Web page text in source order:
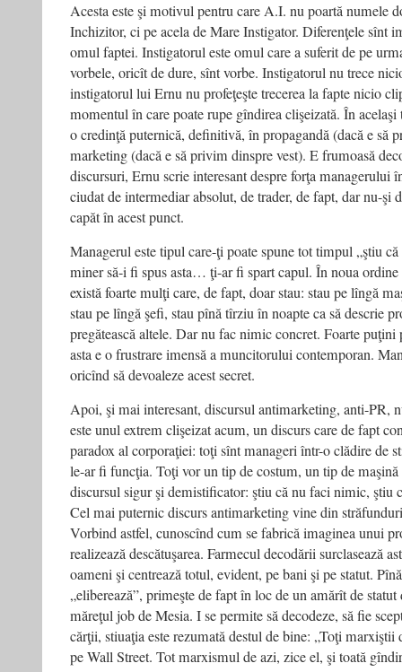
Acesta este şi motivul pentru care A.I. nu poartă numele
Inchizitor, ci pe acela de Mare Instigator. Diferenţele sînt
omul faptei. Instigatorul este omul care a suferit de pe
vorbele, oricît de dure, sînt vorbe. Instigatorul nu trece
instigatorul lui Ernu nu profeţeşte trecerea la fapte nicio
momentul în care poate rupe gîndirea clişeizată. În
o credinţă puternică, definitivă, în propagandă (dacă e să
marketing (dacă e să privim dinspre vest). E frumoasă
discursuri, Ernu scrie interesant despre forţa managerului
ciudat de intermediar absolut, de trader, de fapt, dar nu-şi
capăt în acest punct.
Managerul este tipul care-ţi poate spune tot timpul „ştiu
miner să-i fi spus asta… ţi-ar fi spart capul. În noua
există foarte mulţi care, de fapt, doar stau: stau pe lîngă
stau pe lîngă şefi, stau pînă tîrziu în noapte ca să descrie
pregătească altele. Dar nu fac nimic concret. Foarte
asta e o frustrare imensă a muncitorului contemporan.
oricînd să devoaleze acest secret.
Apoi, şi mai interesant, discursul antimarketing, anti-PR,
este unul extrem clişeizat acum, un discurs care de fapt
paradox al corporaţiei: toţi sînt manageri într-o clădire de
le-ar fi funcţia. Toţi vor un tip de costum, un tip de maşină
discursul sigur şi demistificator: ştiu că nu faci nimic, ştiu
Cel mai puternic discurs antimarketing vine din
Vorbind astfel, cunoscînd cum se fabrică imaginea unui
realizează descătuşarea. Farmecul decodării surclasează
oameni şi centrează totul, evident, pe bani şi pe statut.
„eliberează”, primeşte de fapt în loc de un amărît de
măreţul job de Mesia. I se permite să decodeze, să fie
cărţii, stiuaţia este rezumată destul de bine: „Toţi marxiştii
pe Wall Street. Tot marxismul de azi, zice el, şi toată